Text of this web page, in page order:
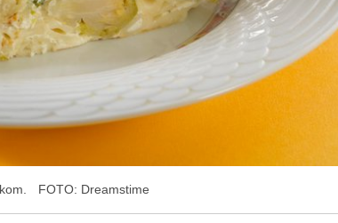
FOTO: Dreamstime